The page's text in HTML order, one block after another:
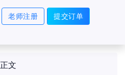
老师注册 提交订单
正文